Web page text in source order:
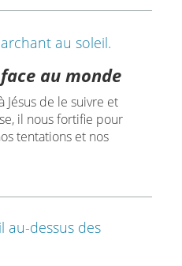
au monde
Jésus de le suivre et
il nous fortifie pour
tentations et nos